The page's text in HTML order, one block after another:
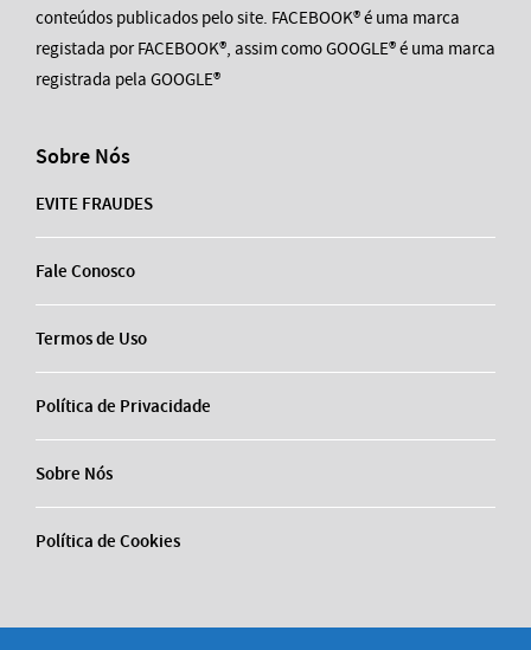
conteúdos publicados pelo site. FACEBOOK® é uma marca
registada por FACEBOOK®, assim como GOOGLE® é uma marca
registrada pela GOOGLE®
Sobre Nós
EVITE FRAUDES
Fale Conosco
Termos de Uso
Política de Privacidade
Sobre Nós
Política de Cookies